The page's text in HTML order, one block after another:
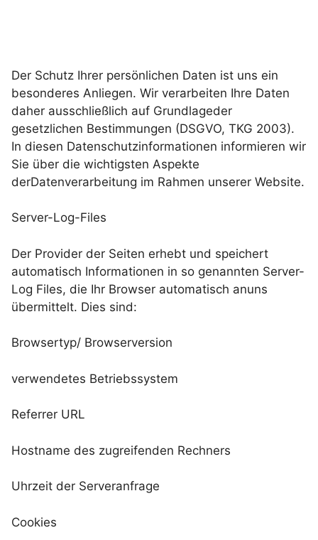
Der Schutz Ihrer persönlichen Daten ist uns ein
besonderes Anliegen. Wir verarbeiten Ihre Daten
daher ausschließlich auf Grundlageder
gesetzlichen Bestimmungen (DSGVO, TKG 2003).
In diesen Datenschutzinformationen informieren wir
Sie über die wichtigsten Aspekte
derDatenverarbeitung im Rahmen unserer Website.
Server-Log-Files
Der Provider der Seiten erhebt und speichert
automatisch Informationen in so genannten Server-
Log Files, die Ihr Browser automatisch anuns
übermittelt. Dies sind:
Browsertyp/ Browserversion
verwendetes Betriebssystem
Referrer URL
Hostname des zugreifenden Rechners
Uhrzeit der Serveranfrage
Cookies